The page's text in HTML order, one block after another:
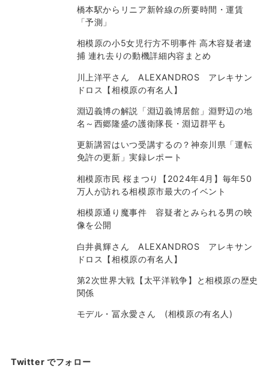
橋本駅からリニア新幹線の所要時間・運賃
「予測」
相模原の小5女児行方不明事件 高木容疑者逮
捕 連れ去りの動機詳細内容まとめ
川上洋平さん ALEXANDROS アレキサン
ドロス【相模原の有名人】
淵辺義博の解説「淵辺義博居館」淵野辺の地
名～西郷隆盛の護衛隊長・淵辺群平も
更新講習はいつ受講するの？神奈川県「運転
免許の更新」実録レポート
相模原市民 桜まつり【2024年4月】毎年50
万人が訪れる相模原市最大のイベント
相模原通り魔事件 容疑者とみられる男の映
像を公開
白井眞輝さん ALEXANDROS アレキサン
ドロス【相模原の有名人】
第2次世界大戦【太平洋戦争】と相模原の歴史
関係
モデル・冨永愛さん (相模原の有名人)
Twitter でフォロー